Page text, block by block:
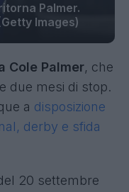
Palmer.
Images)
Cole Palmer, che
due mesi di stop.
a disposizione
derby e sfida
20 settembre